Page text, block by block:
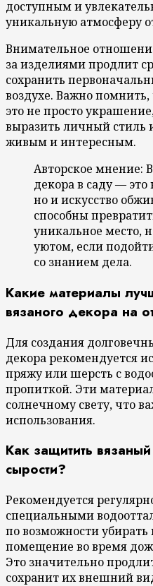
доступным и
уникальную атмосферу
Внимательное
за изделиями продлит
сохранить
воздухе. Важно
это не просто
выразить личный стиль
живым и интересным.
Авторское мнение:
декора в саду — это
но и искусство
способны
уникальное место,
уютом, если
со знанием дела.
Какие материалы
вязаного декора на
Для создания
декора рекомендуется
пряжу или шерсть с
пропиткой. Эти
солнечному свету, что
использования.
Как защитить
сырости?
Рекомендуется
специальными
по возможности убирать
помещение во время
Это значительно
сохранит их внешний